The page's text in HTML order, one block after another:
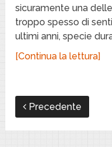
sicuramente una
troppo spesso di
ultimi anni, specie
[Continua la lettura]
Precedente